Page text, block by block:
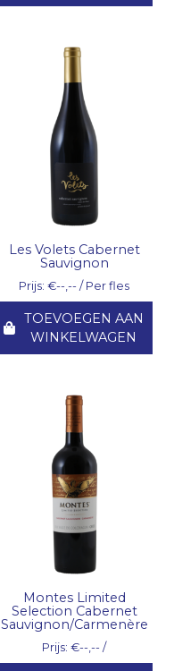
Les Volets Cabernet
Sauvignon
Prijs: €--,-- / Per fles
TOEVOEGEN AAN
WINKELWAGEN
Montes Limited
Selection Cabernet
Sauvignon/Carmenère
Prijs: €--,-- /